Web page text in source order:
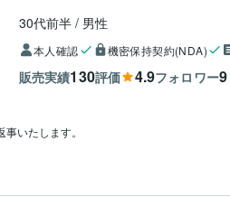
30代前半 男性
本人確認 機密保持契約(NDA)
販売実績130評価 4.9フォロワー9